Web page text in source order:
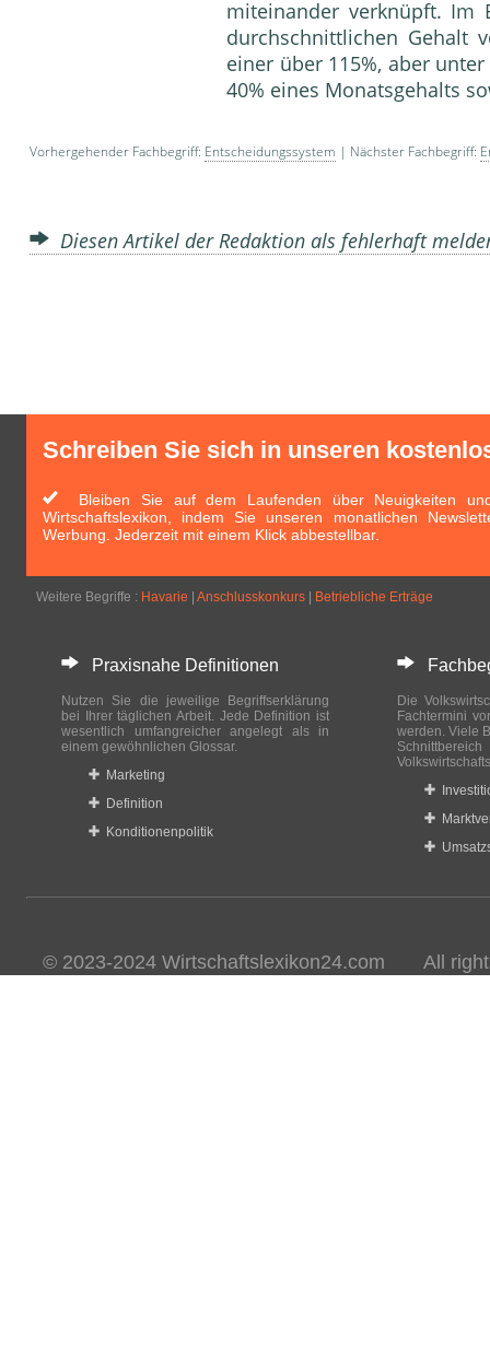
miteinander verknüpft.
durchschnittlichen Gehalt
einer über 115%, aber
40% eines
Vorhergehender Fachbegriff: Entscheidungssystem | Nächster Fachbegriff:
Diesen Artikel der Redaktion als fehlerhaft
Schreiben Sie sich in unseren
Bleiben Sie auf dem Laufenden über Neuigkeiten
Wirtschaftslexikon, indem Sie unseren monatlichen
Werbung. Jederzeit mit einem Klick abbestellbar.
Weitere Begriffe : Havarie Anschlusskonkurs Betriebliche Erträge
Praxisnahe Definitionen
Nutzen Sie die jeweilige Begriffserklärung
bei Ihrer täglichen Arbeit. Jede Definition ist
wesentlich umfangreicher angelegt als in
einem gewöhnlichen Glossar.
Marketing
Definition
Konditionenpolitik
Die
Fachtermini
werden. Viele
© 2023-2024 Wirtschaftslexikon24.com All